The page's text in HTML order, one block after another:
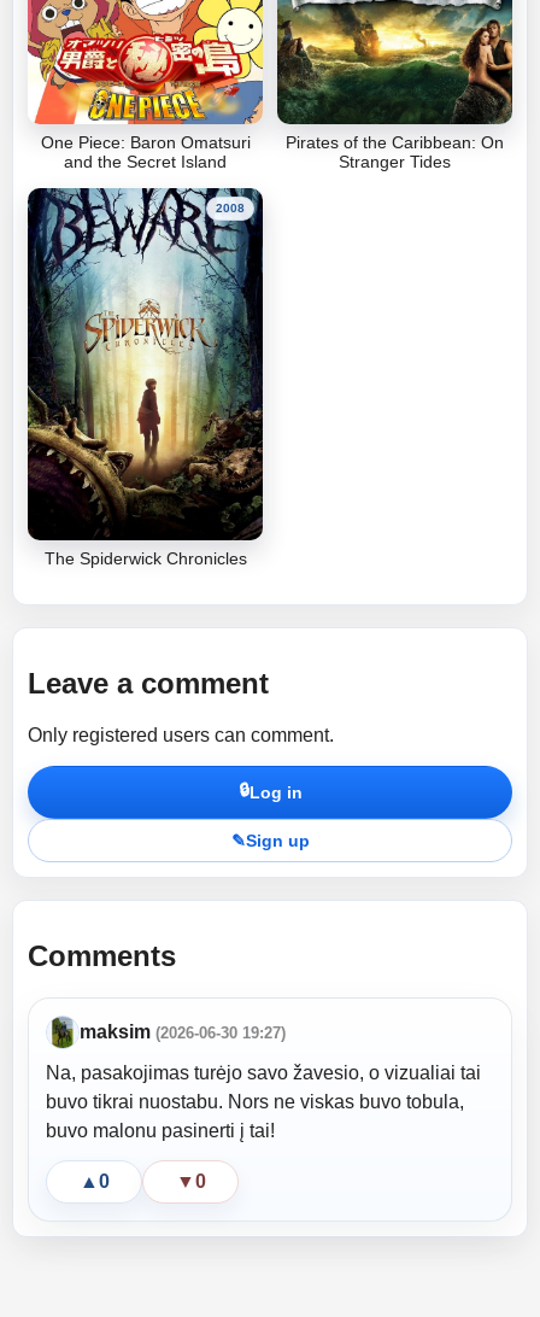
One Piece: Baron Omatsuri
and the Secret Island
Pirates of the Caribbean: On
Stranger Tides
2008
The Spiderwick Chronicles
Leave a comment
Only registered users can comment.
🔒Log in
✎Sign up
Comments
maksim (2026-06-30 19:27)
Na, pasakojimas turėjo savo žavesio, o vizualiai tai
buvo tikrai nuostabu. Nors ne viskas buvo tobula,
buvo malonu pasinerti į tai!
▲ 0 ▼0